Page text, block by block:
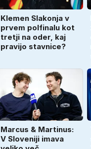
Klemen Slakonja v
prvem polfinalu kot
tretji na oder, kaj
pravijo stavnice?
Marcus & Martinus:
V Sloveniji imava